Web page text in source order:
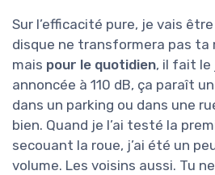
Sur l’efficacité pure, je vais
disque ne transformera pas
mais pour le quotidien, il fait le
annoncée à 110 dB, ça paraît
dans un parking ou dans une
bien. Quand je l’ai testé la
secouant la roue, j’ai été un
volume. Les voisins aussi. Tu